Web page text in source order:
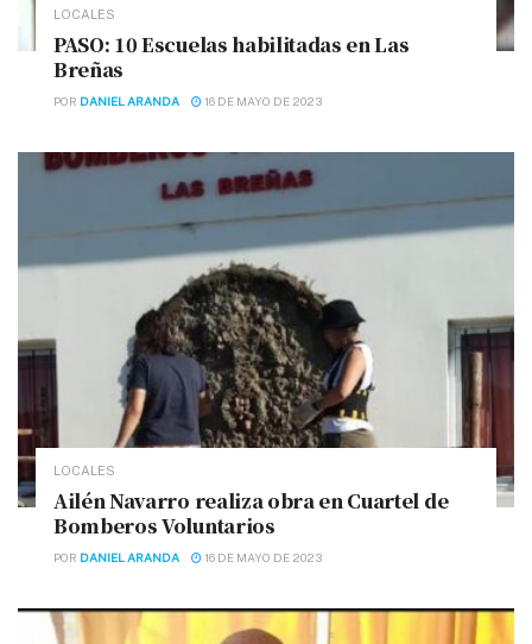
LOCALES
PASO: 10 Escuelas habilitadas en Las
Breñas
POR DANIEL ARANDA 16 DE MAYO DE 2023
LOCALES
Ailén Navarro realiza obra en Cuartel de
Bomberos Voluntarios
POR DANIEL ARANDA 16 DE MAYO DE 2023